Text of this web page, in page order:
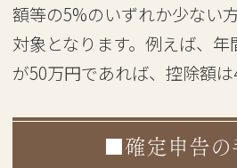
額等の5%のいずれか少ない
対象となります。例えば、
が50万円であれば、控除額は
■確定申告の